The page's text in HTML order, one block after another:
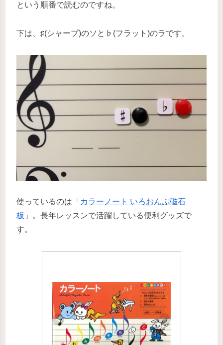
という順番で読むのですね。
下は、♯(シャープ)のソと♭(フラット)のラです。
使っているのは「 カラーノート いろおんぷ磁石
板 」。長年レッスンで活躍している便利グッズで
す。